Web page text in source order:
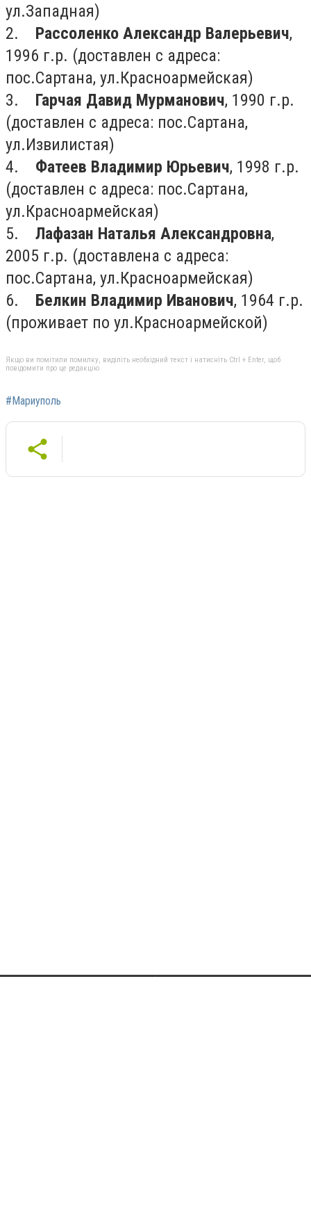
ул.Западная)
2.
Рассоленко Александр Валерьевич,
1996 г.р. (доставлен с адреса:
пос.Сартана, ул.Красноармейская)
3. Гарчая Давид Мурманович, 1990 г.р.
(доставлен с адреса: пос.Сартана,
ул.Извилистая)
4. Фатеев Владимир Юрьевич, 1998 г.р.
(доставлен с адреса: пос.Сартана,
ул.Красноармейская)
5. Лафазан Наталья Александровна,
2005 г.р. (доставлена с адреса:
пос.Сартана, ул.Красноармейская)
6. Белкин Владимир Иванович, 1964 г.р.
(проживает по ул.Красноармейской)
Якщо ви помітили помилку, виділіть необхідний текст і натисніть Ctrl + Enter, щоб
повідомити про це редакцію
#Мариуполь